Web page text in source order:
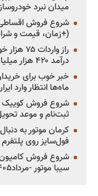
میدان نبرد
(+زمان، قیمت و
درآمد ۴۲۰ هزار میلیاردی دولت؟
خبر خوب برای
ماه‌ها انتظار وارد
ثبت‌نام و موعد
فول‌سایز روی پلتفرم KP2
شروع فروش کامیون
سیبا موتور -مرداد۱۴۰۵ (+قیمت و شرایط)